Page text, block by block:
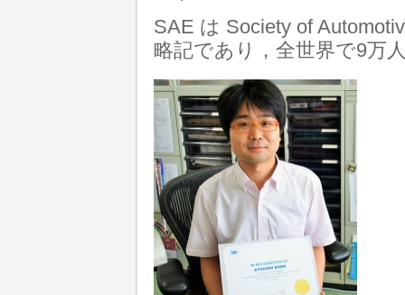
SAE は Society of
略記であり，全世界で9万